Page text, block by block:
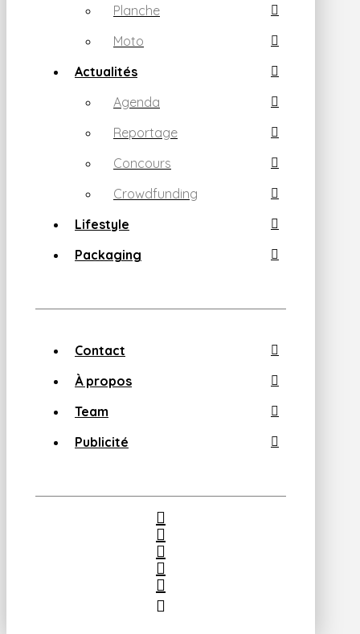
Planche
Moto
Actualités
Agenda
Reportage
Concours
Crowdfunding
Lifestyle
Packaging
Contact
À propos
Team
Publicité